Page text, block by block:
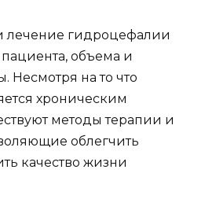
лечение гидроцефалии
пациента, объема и
Несмотря на то что
хроническим
методы терапии и
облегчить
качество жизни